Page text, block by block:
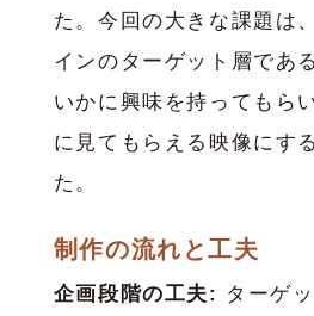
た。今回の大きな課題は
インのターゲット層であ
いかに興味を持ってもら
に見てもらえる映像にす
た。
制作の流れと工夫
企画段階の工夫:
ターゲ